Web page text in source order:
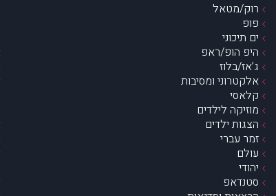
רוק/מטאל
פופ
ים תיכוני
היפ הופ/ראפ
ג’אז/בלוז
אלקטרוני ומסיבות
קלאסי
מוזיקה לילדים
הצגות ילדים
זמר עברי
עולם
יהודי
סטנדאפ